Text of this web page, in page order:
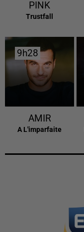
PINK
Trustfall
9h28
9h28
AMIR
A L'imparfaite